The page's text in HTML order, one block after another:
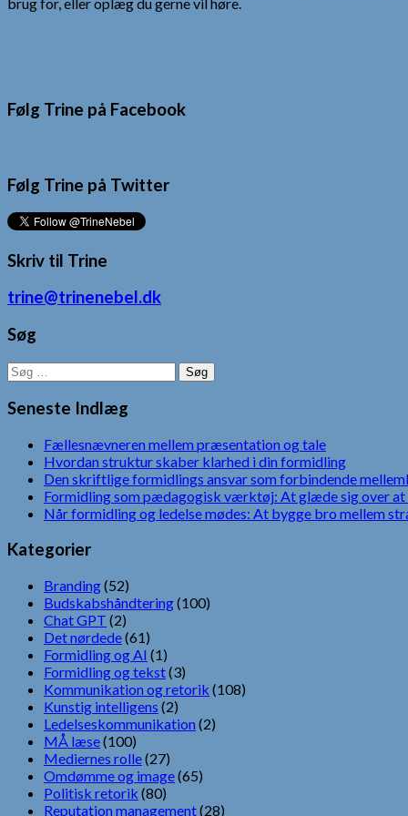
Følg Trine på Facebook
Følg Trine på Twitter
Skriv til Trine
trine@trinenebel.dk
Søg
Søg
efter:
Seneste Indlæg
Fællesnævneren mellem præsentation og tale
Hvordan struktur skaber klarhed i din formidling
Den skriftlige formidlings ansvar som forbindende
Formidling som pædagogisk værktøj: At glæde sig over at
Når formidling og ledelse mødes: At bygge bro mellem
Kategorier
Branding(52)
Budskabshåndtering(100)
Chat GPT (2)
Det nørdede(61)
Formidling og AI (1)
Formidling og tekst(3)
Kommunikation og retorik (108)
Kunstig intelligens (2)
Ledelseskommunikation (2)
MÅ læse(100)
Mediernes rolle(27)
Omdømme og image(65)
Politisk retorik (80)
Reputation management(28)